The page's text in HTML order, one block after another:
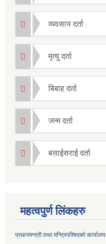
व्यवसाय दर्ता
मृत्यु दर्ता
बिबाह दर्ता
जन्म दर्ता
बसाईसराई दर्ता
महत्वपुर्ण लिंकहरु
प्रधानमन्त्री तथा मन्त्रिपरिषदको कार्यालय